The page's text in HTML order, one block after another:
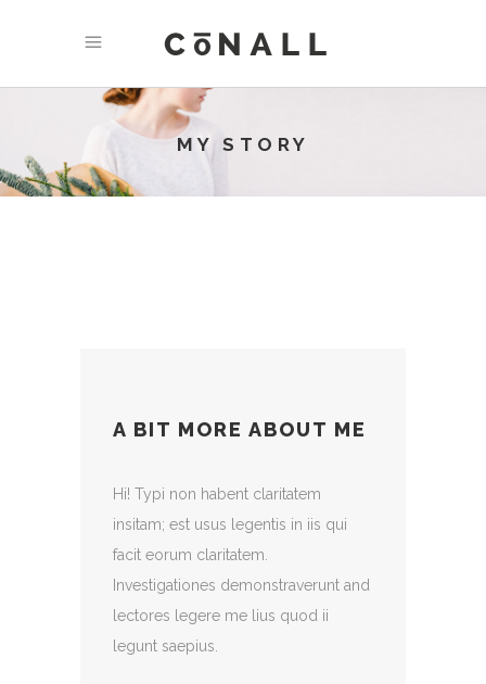
MY STORY
A BIT MORE ABOUT ME
Hi! Typi non habent claritatem
insitam; est usus legentis in iis qui
facit eorum claritatem.
Investigationes demonstraverunt and
lectores legere me lius quod ii
legunt saepius.